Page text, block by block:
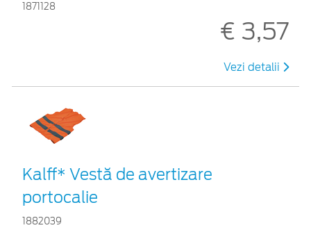
1871128
€ 3,57
Vezi detalii
Kalff* Vestă de avertizare
portocalie
1882039